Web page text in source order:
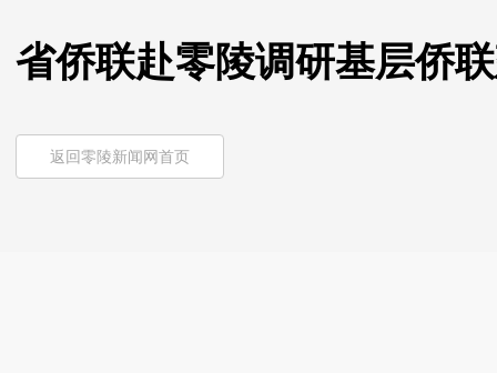
省侨联赴零陵调研基层侨
返回零陵新闻网首页